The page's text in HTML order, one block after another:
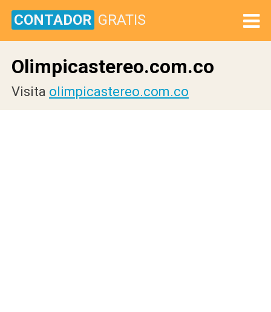
CONTADOR GRATIS
Olimpicastereo.com.co
Visita olimpicastereo.com.co